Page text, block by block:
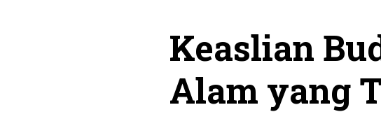
Keaslian
Alam yang